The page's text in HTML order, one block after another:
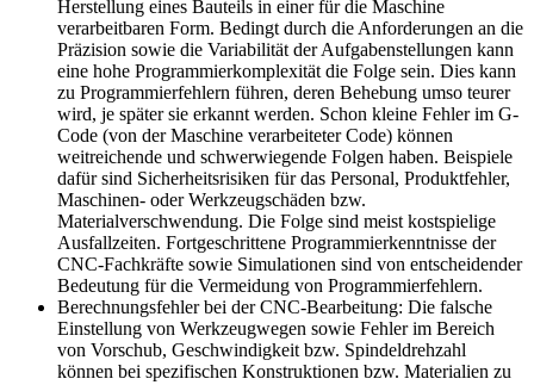
Herstellung eines Bauteils in einer für die Maschine
verarbeitbaren Form. Bedingt durch die Anforderungen an die
Präzision sowie die Variabilität der Aufgabenstellungen kann
eine hohe Programmierkomplexität die Folge sein. Dies kann
zu Programmierfehlern führen, deren Behebung umso teurer
wird, je später sie erkannt werden. Schon kleine Fehler im G-
Code (von der Maschine verarbeiteter Code) können
weitreichende und schwerwiegende Folgen haben. Beispiele
dafür sind Sicherheitsrisiken für das Personal, Produktfehler,
Maschinen- oder Werkzeugschäden bzw.
Materialverschwendung. Die Folge sind meist kostspielige
Ausfallzeiten. Fortgeschrittene Programmierkenntnisse der
CNC-Fachkräfte sowie Simulationen sind von entscheidender
Bedeutung für die Vermeidung von Programmierfehlern.
Berechnungsfehler bei der CNC-Bearbeitung: Die falsche
Einstellung von Werkzeugwegen sowie Fehler im Bereich
von Vorschub, Geschwindigkeit bzw. Spindeldrehzahl
können bei spezifischen Konstruktionen bzw. Materialien zu